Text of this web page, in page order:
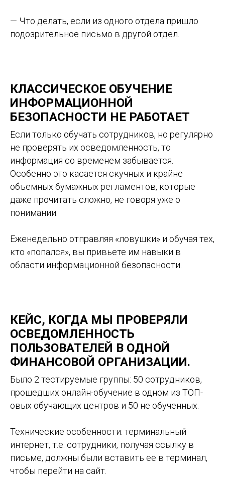
— Что делать, если из одного отдела пришло
подозрительное письмо в другой отдел.
КЛАССИЧЕСКОЕ ОБУЧЕНИЕ
ИНФОРМАЦИОННОЙ
БЕЗОПАСНОСТИ НЕ РАБОТАЕТ
Если только обучать сотрудников, но регулярно
не проверять их осведомленность, то
информация со временем забывается.
Особенно это касается скучных и крайне
объемных бумажных регламентов, которые
даже прочитать сложно, не говоря уже о
понимании.
Еженедельно отправляя «ловушки» и обучая тех,
кто «попался», вы привьете им навыки в
области информационной безопасности.
КЕЙС, КОГДА МЫ ПРОВЕРЯЛИ
ОСВЕДОМЛЕННОСТЬ
ПОЛЬЗОВАТЕЛЕЙ В ОДНОЙ
ФИНАНСОВОЙ ОРГАНИЗАЦИИ.
Было 2 тестируемые группы: 50 сотрудников,
прошедших онлайн-обучение в одном из ТОП-
овых обучающих центров и 50 не обученных.
Технические особенности: терминальный
интернет, т.е. сотрудники, получая ссылку в
письме, должны были вставить ее в терминал,
чтобы перейти на сайт.